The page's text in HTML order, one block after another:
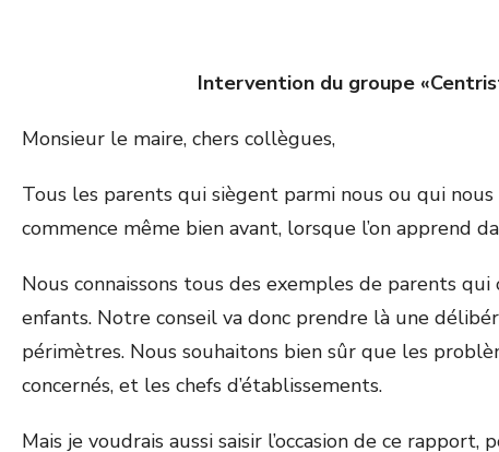
Intervention du groupe
Monsieur le maire, chers collègues,
Tous les parents qui siègent parmi nous ou qui
commence même bien avant, lorsque l’on apprend
Nous connaissons tous des exemples de parents
enfants. Notre conseil va donc prendre là une
périmètres. Nous souhaitons bien sûr que les
concernés, et les chefs d’établissements.
Mais je voudrais aussi saisir l’occasion de ce